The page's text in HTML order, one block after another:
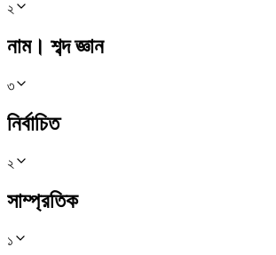
২
নাম। শব্দ জ্ঞান
৩
নির্বাচিত
২
সাম্প্রতিক
১